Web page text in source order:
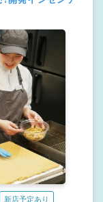
新店予定あり